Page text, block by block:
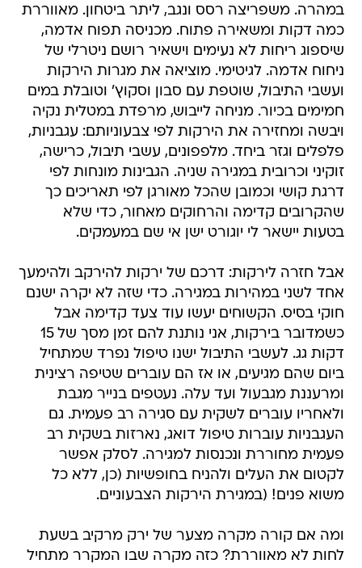
במהרה. משפריצה רסס ונגב, ליתר ביטחון. מאווררת
כמה דקות ומשאירה פתוח. מכניסה תפוח אדמה,
שיספוג ריחות לא נעימים וישאיר רושם ניטרלי של
ניחוח אדמה. לגיטימי. מוציאה את מגרות הירקות
ועשבי התיבול, שוטפת עם סבון וסקוץ' וטובלת במים
חמימים בכיור. מניחה לייבוש, מרפדת במטלית נקיה
ויבשה ומחזירה את הירקות לפי צבעוניותם: עגבניות,
פלפלים וגזר ביחד. מלפפונים, עשבי תיבול, כרישה,
זוקיני וכרובית במגירה שניה. הגבינות מונחות לפי
דרגת קושי וכמובן שהכל מאורגן לפי תאריכים כך
שהקרובים קדימה והרחוקים מאחור, כדי שלא
בטעות יישאר לי יוגורט ישן אי שם במעמקים.
אבל חזרה לירקות: דרכם של ירקות להירקב ולהימעך
אחד לשני במהירות במגירה. כדי שזה לא יקרה ישנם
חוקי בסיס. הקשוחים יעשו עוד צעד קדימה אבל
כשמדובר בירקות, אני נותנת להם זמן מסך של 15
דקות גג. לעשבי התיבול ישנו טיפול נפרד שמתחיל
ביום שהם מגיעים, או אז הם עוברים שטיפה רצינית
ומרעננת מגבעול ועד עלה. נעטפים בנייר מגבת
ולאחריו עוברים לשקית עם סגירה רב פעמית. גם
העגבניות עוברות טיפול דואג, נארזות בשקית רב
פעמית מחוררת ונכנסות למגירה. לסלק אפשר
לקטום את העלים ולהניח בחופשיות (כן, ללא כל
משוא פנים! (במגירת הירקות הצבעוניים.
ומה אם קורה מקרה מצער של ירק מרקיב בשעת
לחות לא מאווררת? כזה מקרה שבו המקרר מתחיל